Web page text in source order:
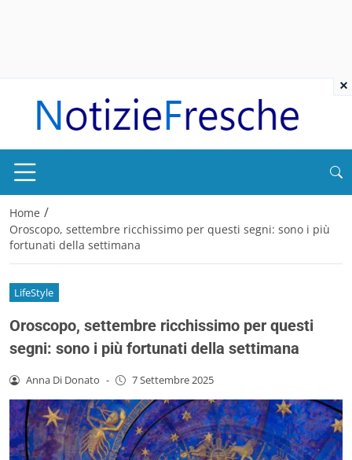
Home /
Oroscopo, settembre ricchissimo per questi segni: sono i più
fortunati della settimana
LifeStyle
Oroscopo, settembre ricchissimo per questi
segni: sono i più fortunati della settimana
Anna Di Donato - 7 Settembre 2025
×